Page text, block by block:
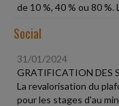
de 10 %, 40 % ou 80 %.
Social
31/01/2024
GRATIFICATION DES
La revalorisation du
pour les stages d'au